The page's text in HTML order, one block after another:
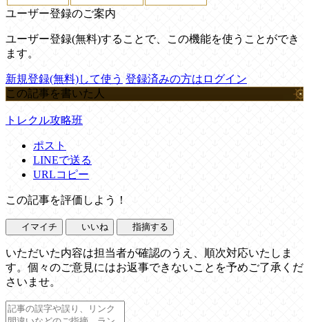
ユーザー登録のご案内
ユーザー登録(無料)することで、この機能を使うことができ
ます。
新規登録(無料)して使う 登録済みの方はログイン
この記事を書いた人
トレクル攻略班
ポスト
LINEで送る
URLコピー
この記事を評価しよう！
イマイチ いいね 指摘する
いただいた内容は担当者が確認のうえ、順次対応いたしま
す。個々のご意見にはお返事できないことを予めご了承くだ
さいませ。